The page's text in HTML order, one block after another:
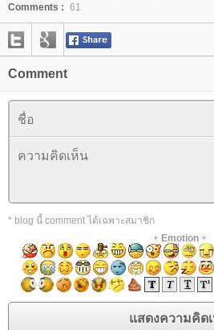
Comments : 61
Comment
* blog นี้ comment ได้เฉพาะสมาชิก
+ Emotion+